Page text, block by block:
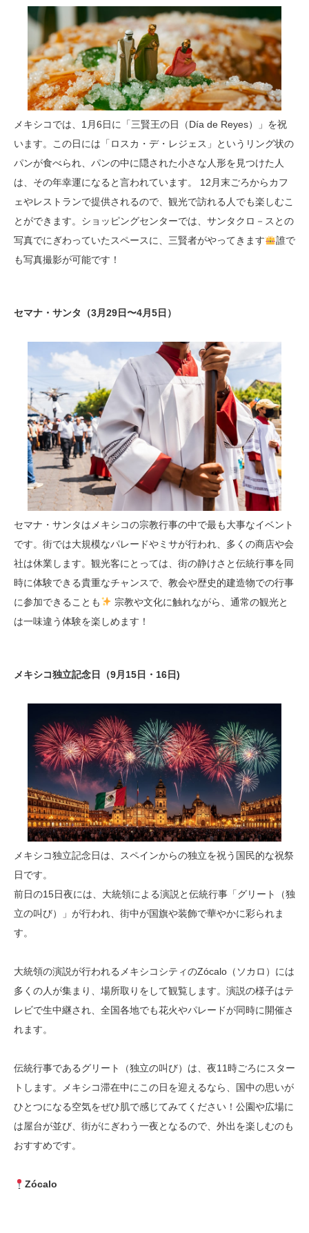
メキシコでは、1月6日に「三賢王の日（Día de Reyes）」を祝
います。この日には「ロスカ・デ・レジェス」というリング状の
パンが食べられ、パンの中に隠された小さな人形を見つけた人
は、その年幸運になると言われています。 12月末ごろからカフ
ェやレストランで提供されるので、観光で訪れる人でも楽しむこ
とができます。ショッピングセンターでは、サンタクロ－スとの
写真でにぎわっていたスペースに、三賢者がやってきます
誰で
も写真撮影が可能です！
セマナ・サンタ（3月29日〜4月5日）
セマナ・サンタはメキシコの宗教行事の中で最も大事なイベント
です。街では大規模なパレードやミサが行われ、多くの商店や会
社は休業します。観光客にとっては、街の静けさと伝統行事を同
時に体験できる貴重なチャンスで、教会や歴史的建造物での行事
に参加できることも
宗教や文化に触れながら、通常の観光と
は一味違う体験を楽しめます！
メキシコ独立記念日（9月15日・16日)
メキシコ独立記念日は、スペインからの独立を祝う国民的な祝祭
日です。
前日の15日夜には、大統領による演説と伝統行事「グリート（独
立の叫び）」が行われ、街中が国旗や装飾で華やかに彩られま
す。
大統領の演説が行われるメキシコシティのZócalo（ソカロ）には
多くの人が集まり、場所取りをして観覧します。演説の様子はテ
レビで生中継され、全国各地でも花火やパレードが同時に開催さ
れます。
伝統行事であるグリート（独立の叫び）は、夜11時ごろにスター
トします。メキシコ滞在中にこの日を迎えるなら、国中の思いが
ひとつになる空気をぜひ肌で感じてみてください！公園や広場に
は屋台が並び、街がにぎわう一夜となるので、外出を楽しむのも
おすすめです。
Zócalo